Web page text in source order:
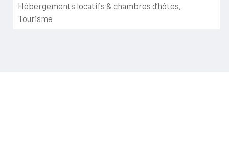
Hébergements locatifs & chambres d’hôtes,
Tourisme